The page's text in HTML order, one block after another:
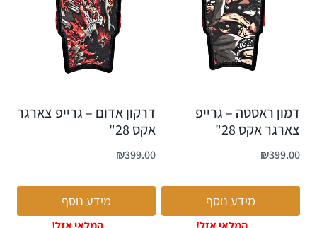
דמון ראסטה – גרייפ
צארגר אקס 28"
₪399.00
מידע נוסף
דרקון אדום – גרייפ צארגר
אקס 28"
₪399.00
מידע נוסף